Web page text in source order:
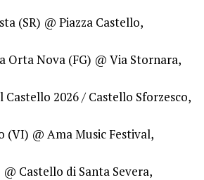
(SR) @ Piazza Castello,
Orta Nova (FG) @ Via Stornara,
2026 / Castello Sforzesco,
(VI) @ Ama Music Festival,
Castello di Santa Severa,